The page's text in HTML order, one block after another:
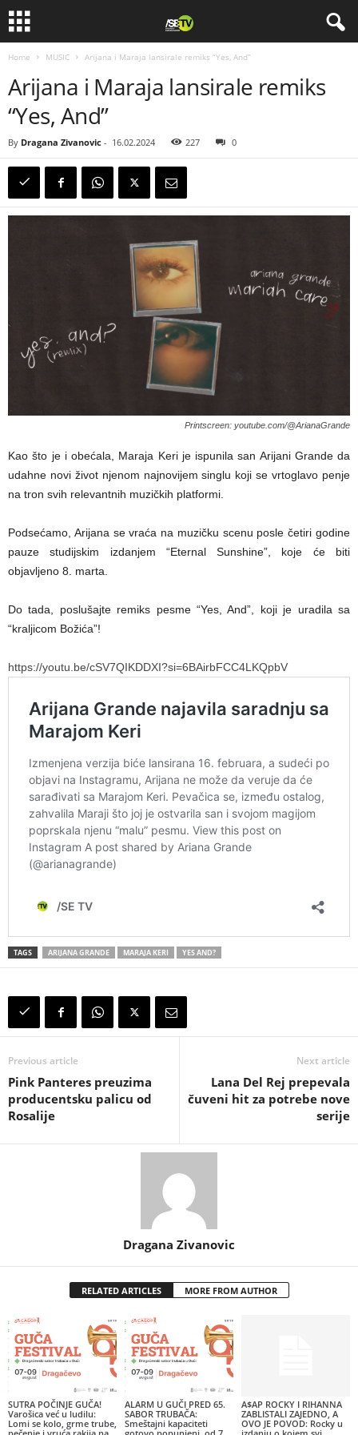
Home MUSIC Arijana i Maraja lansirale remiks “Yes, And”
Arijana i Maraja lansirale remiks
“Yes, And”
By Dragana Zivanovic - 16.02.2024 227 0
Printscreen: youtube.com/@ArianaGrande
Kao što je i obećala, Maraja Keri je ispunila san Arijani Grande da
udahne novi život njenom najnovijem singlu koji se vrtoglavo penje
na tron svih relevantnih muzičkih platformi.
Podsećamo, Arijana se vraća na muzičku scenu posle četiri godine
pauze studijskim izdanjem “Eternal Sunshine”, koje će biti
objavljeno 8. marta.
Do tada, poslušajte remiks pesme “Yes, And”, koji je uradila sa
“kraljicom Božića”!
https://youtu.be/cSV7QIKDDXI?si=6BAirbFCC4LKQpbV
TAGS ARIJANA GRANDE MARAJA KERI YES AND?
Previous article
Pink Panteres preuzima
producentsku palicu od
Rosalije
Next article
Lana Del Rej prepevala
čuveni hit za potrebe nove
serije
Dragana Zivanovic
RELATED ARTICLES MORE FROM AUTHOR
SUTRA POČINJE GUČA!
Varošica već u ludilu:
Lomi se kolo, grme trube,
ALARM U GUČI PRED 65.
SABOR TRUBAČA:
Smeštajni kapaciteti
A$AP ROCKY I RIHANNA
ZABLISTALI ZAJEDNO, A
OVO JE POVOD: Rocky u